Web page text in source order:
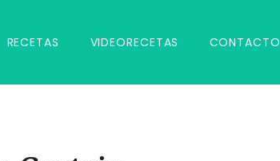
RECETAS VIDEORECETAS CONTACTO